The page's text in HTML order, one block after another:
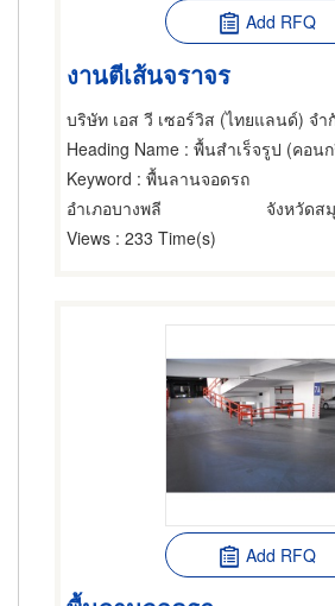
Add RFQ
งานตีเส้นจราจร
บริษัท เอส วี เซอร์วิส (ไทยแลนด์) จำ
Heading Name : พื้นสำเร็จรูป (คอนกรีตเ
Keyword : พื้นลานจอดรถ
อำเภอบางพลี
จังหวัดส
Views : 233 Time(s)
Add RFQ